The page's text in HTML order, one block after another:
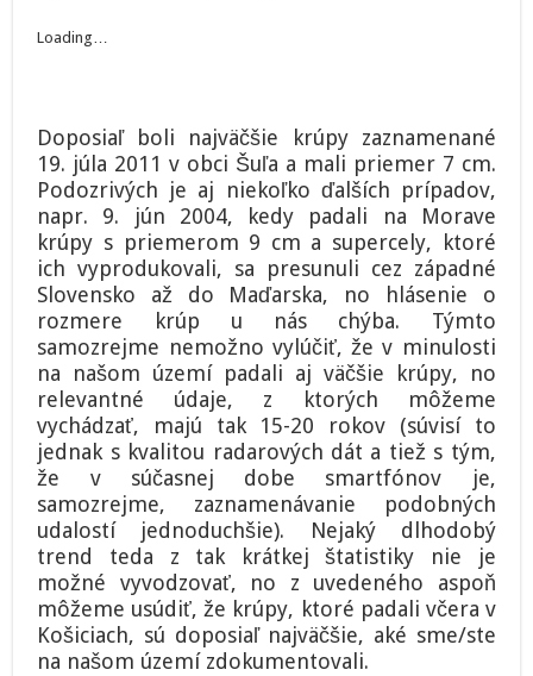
Loading…
Doposiaľ boli najväčšie krúpy zaznamenané
19. júla 2011 v obci Šuľa a mali priemer 7 cm.
Podozrivých je aj niekoľko ďalších prípadov,
napr. 9. jún 2004, kedy padali na Morave
krúpy s priemerom 9 cm a supercely, ktoré
ich vyprodukovali, sa presunuli cez západné
Slovensko až do Maďarska, no hlásenie o
rozmere krúp u nás chýba. Týmto
samozrejme nemožno vylúčiť, že v minulosti
na našom území padali aj väčšie krúpy, no
relevantné údaje, z ktorých môžeme
vychádzať, majú tak 15-20 rokov (súvisí to
jednak s kvalitou radarových dát a tiež s tým,
že v súčasnej dobe smartfónov je,
samozrejme, zaznamenávanie podobných
udalostí jednoduchšie). Nejaký dlhodobý
trend teda z tak krátkej štatistiky nie je
možné vyvodzovať, no z uvedeného aspoň
môžeme usúdiť, že krúpy, ktoré padali včera v
Košiciach, sú doposiaľ najväčšie, aké sme/ste
na našom území zdokumentovali.